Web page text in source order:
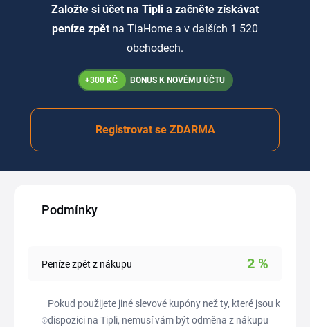
Založte si účet na Tipli a začněte získávat
peníze zpět na TiaHome a v dalších 1 520
obchodech.
+300 KČ BONUS K NOVÉMU ÚČTU
Registrovat se ZDARMA
Podmínky
Peníze zpět z nákupu 2 %
Pokud použijete jiné slevové kupóny než ty, které jsou k
dispozici na Tipli, nemusí vám být odměna z nákupu